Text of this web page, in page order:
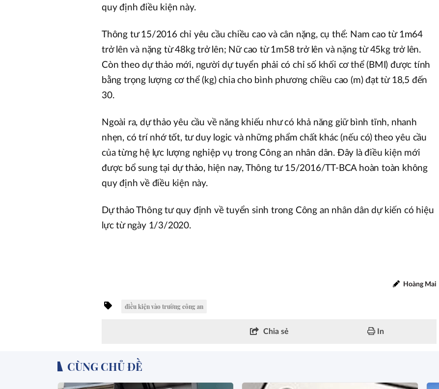
quy định điều kiện này.
Thông tư 15/2016 chỉ yêu cầu chiều cao và cân nặng, cụ thể: Nam cao từ 1m64
trở lên và nặng từ 48kg trở lên; Nữ cao từ 1m58 trở lên và nặng từ 45kg trở lên.
Còn theo dự thảo mới, người dự tuyển phải có chỉ số khối cơ thể (BMI) được tính
bằng trọng lượng cơ thể (kg) chia cho bình phương chiều cao (m) đạt từ 18,5 đến
30.
Ngoài ra, dự thảo yêu cầu về năng khiếu như có khả năng giữ bình tĩnh, nhanh
nhẹn, có trí nhớ tốt, tư duy logic và những phẩm chất khác (nếu có) theo yêu cầu
của từng hệ lực lượng nghiệp vụ trong Công an nhân dân. Đây là điều kiện mới
được bổ sung tại dự thảo, hiện nay, Thông tư 15/2016/TT-BCA hoàn toàn không
quy định về điều kiện này.
Dự thảo Thông tư quy định về tuyển sinh trong Công an nhân dân dự kiến có hiệu
lực từ ngày 1/3/2020.
Hoàng Mai
điều kiện vào trường công an
Chia sẻ In
CÙNG CHỦ ĐỀ